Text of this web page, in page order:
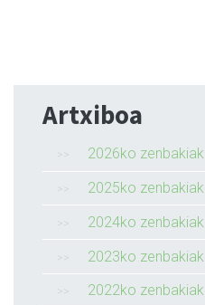
Artxiboa
2026ko zenbakiak
2025ko zenbakiak
2024ko zenbakiak
2023ko zenbakiak
2022ko zenbakiak